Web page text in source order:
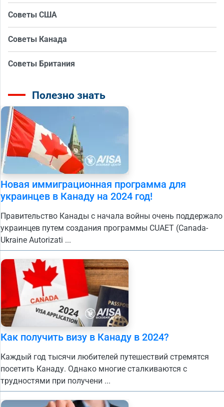
Советы США
Советы Канада
Советы Британия
Полезно знать
Новая иммиграционная программа для
украинцев в Канаду на 2024 год!
Правительство Канады с начала войны очень поддержало
украинцев путем создания программы CUAET (Сanada-
Ukraine Autorizati ...
Как получить визу в Канаду в 2024?
Каждый год тысячи любителей путешествий стремятся
посетить Канаду. Однако многие сталкиваются с
трудностями при получени ...